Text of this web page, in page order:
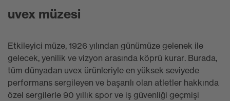
uvex müzesi
Etkileyici müze, 1926 yılından günümüze gelenek ile
gelecek, yenilik ve vizyon arasında köprü kurar. Burada,
tüm dünyadan uvex ürünleriyle en yüksek seviyede
performans sergileyen ve başarılı olan atletler hakkında
özel sergilerle 90 yıllık spor ve iş güvenliği geçmişi